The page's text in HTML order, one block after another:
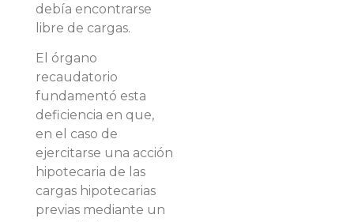
debía encontrarse
libre de cargas.
El órgano
recaudatorio
fundamentó esta
deficiencia en que,
en el caso de
ejercitarse una acción
hipotecaria de las
cargas hipotecarias
previas mediante un